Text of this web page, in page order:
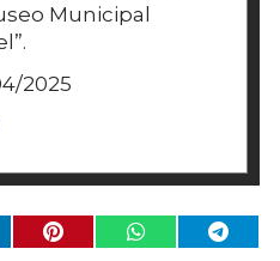
Municipal
2025